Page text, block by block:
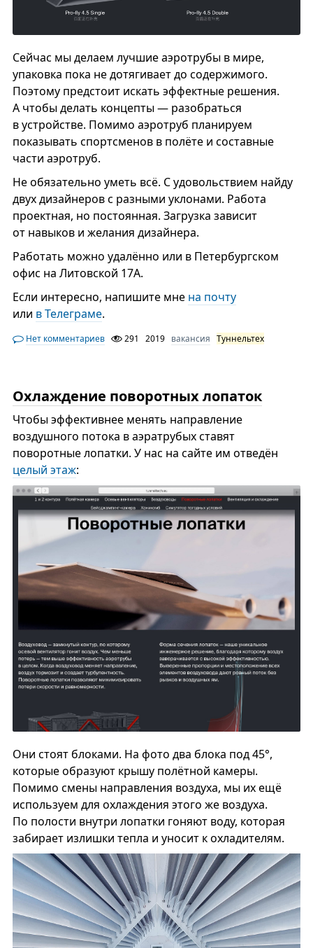
Сейчас мы делаем лучшие аэротрубы в мире,
упаковка пока не дотягивает до содержимого.
Поэтому предстоит искать эффектные решения.
А чтобы делать концепты — разобраться
в устройстве. Помимо аэротруб планируем
показывать спортсменов в полёте и составные
части аэротруб.
Не обязательно уметь всё. С удовольствием найду
двух дизайнеров с разными уклонами. Работа
проектная, но постоянная. Загрузка зависит
от навыков и желания дизайнера.
Работать можно удалённо или в Петербургском
офис на Литовской 17А.
Если интересно, напишите мне на почту
или в Телеграме.
Нет комментариев 291 2019 вакансия Туннельтех
Охлаждение поворотных лопаток
Чтобы эффективнее менять направление
воздушного потока в аэратрубых ставят
поворотные лопатки. У нас на сайте им отведён
целый этаж:
Они стоят блоками. На фото два блока под 45°,
которые образуют крышу полётной камеры.
Помимо смены направления воздуха, мы их ещё
используем для охлаждения этого же воздуха.
По полости внутри лопатки гоняют воду, которая
забирает излишки тепла и уносит к охладителям.